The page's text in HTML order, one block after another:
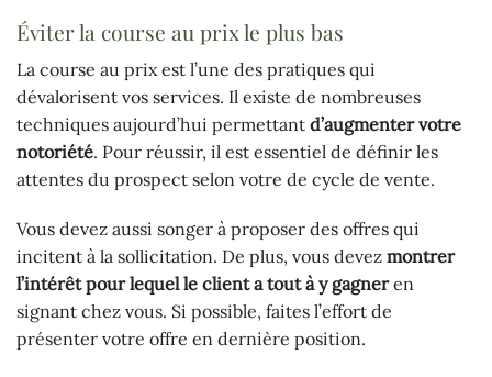
Éviter la course au prix le plus bas
La course au prix est l’une des pratiques qui
dévalorisent vos services. Il existe de nombreuses
techniques aujourd’hui permettant d’augmenter votre
notoriété. Pour réussir, il est essentiel de définir les
attentes du prospect selon votre de cycle de vente.
Vous devez aussi songer à proposer des offres qui
incitent à la sollicitation. De plus, vous devez montrer
l’intérêt pour lequel le client a tout à y gagneren
signant chez vous. Si possible, faites l’effort de
présenter votre offre en dernière position.